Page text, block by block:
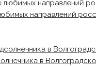
направлений
в